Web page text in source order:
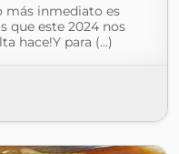
más inmediato es
que este 2024 nos
hace!Y para (...)